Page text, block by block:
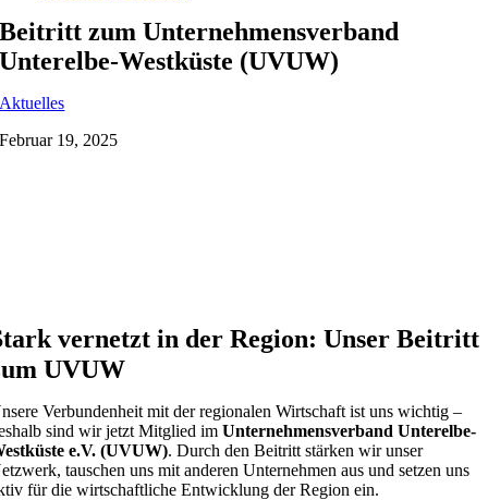
Beitritt zum Unternehmensverband
Unterelbe-Westküste (UVUW)
Aktuelles
Februar 19, 2025
vernetzt in der Region: Unser Beitritt
UVUW
Verbundenheit mit der regionalen Wirtschaft ist uns wichtig –
sind wir jetzt Mitglied imUnternehmensverband Unterelbe-
e.V. (UVUW). Durch den Beitritt stärken wir unser
tauschen uns mit anderen Unternehmen aus und setzen uns
für die wirtschaftliche Entwicklung der Region ein.